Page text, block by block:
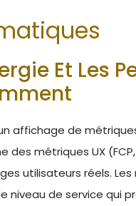
Et Les
affichage de
des métriques UX (FCP,
utilisateurs réels.
niveau de service qui